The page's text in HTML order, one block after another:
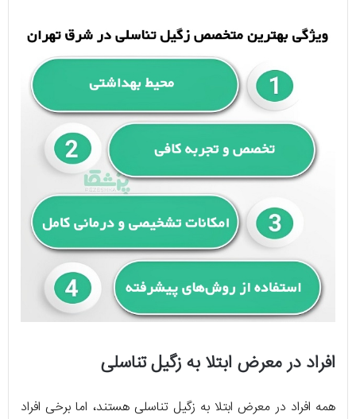
افراد در معرض ابتلا به زگیل تناسلی
همه افراد در معرض ابتلا به زگیل تناسلی هستند، اما برخی افراد